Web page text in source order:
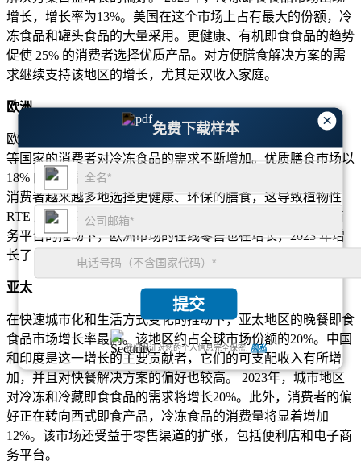
×
免费下载样本
提交
我们保证对您的个人信息完全保密.隐私
增长，增长率为13%。美国在这个市场上占有最大的份额，冷
冻食品和罐头食品的大量采用。更健康、有机即食食品的趋势
促使 25% 的消费者选择优质产品。对方便膳食解决方案的需
求继续支持该地区的增长，尤其是双收入家庭。
欧洲
欧洲约占全球晚餐即食食品市场的 30%，英国、德国和法国
等国家的消费者对冷冻食品的需求不断增加。优质膳食市场以
18% 的速度增长，对有机和当地食材的需求显着增加。欧洲
消费者越来越多地选择更健康、环保的膳食，这导致植物性
RTE 膳食的销量增长了 22%。在提供送货上门服务的电子商
务平台的推动下，欧洲市场的在线零售也在增长，2023 年增
长了 15%。
亚太
在快速城市化和生活方式变化的推动下，亚太地区的晚餐即食
食品市场增长率最高。该地区约占全球市场份额的20%。中国
和印度是这一增长的主要贡献者，它们的可支配收入有所增
加，并且对快餐解决方案的偏好也较高。 2023年，城市地区
对冷冻和冷藏即食食品的需求将增长20%。此外，消费者的偏
好正在转向西式即食产品，冷冻食品的消费量将显着增加
12%。该市场还受益于零售渠道的扩张，包括便利店和电子商
务平台。